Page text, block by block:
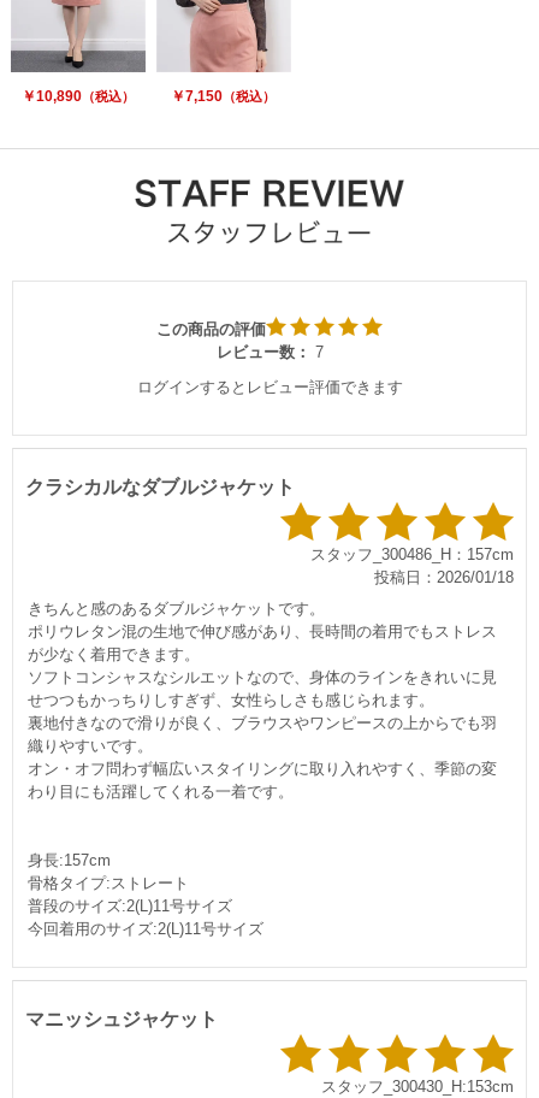
￥10,890（税込） ￥7,150 （税込）
この商品の評価
レビュー数： 7
ログインするとレビュー評価できます
クラシカルなダブルジャケット
スタッフ_300486_H：157cm
投稿日：2026/01/18
きちんと感のあるダブルジャケットです。
ポリウレタン混の生地で伸び感があり、長時間の着用でもストレス
が少なく着用できます。
ソフトコンシャスなシルエットなので、身体のラインをきれいに見
せつつもかっちりしすぎず、女性らしさも感じられます。
裏地付きなので滑りが良く、ブラウスやワンピースの上からでも羽
織りやすいです。
オン・オフ問わず幅広いスタイリングに取り入れやすく、季節の変
わり目にも活躍してくれる一着です。
身長:157cm
骨格タイプ:ストレート
普段のサイズ:2(L)11号サイズ
今回着用のサイズ:2(L)11号サイズ
マニッシュジャケット
スタッフ_300430_H:153cm